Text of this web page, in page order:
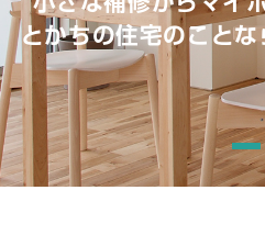
とかちの住宅のことな